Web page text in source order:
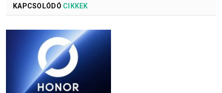
KAPCSOLÓDÓ CIKKEK